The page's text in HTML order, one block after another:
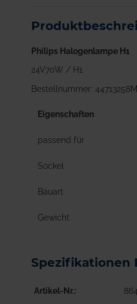
springen
Philips Halogenlampe H1
24V70W / H1
Bestellnummer:
Eigenschaften
passend für
Sockel
Bauart
Gewicht
Spezifikationen
Artikel-Nr.